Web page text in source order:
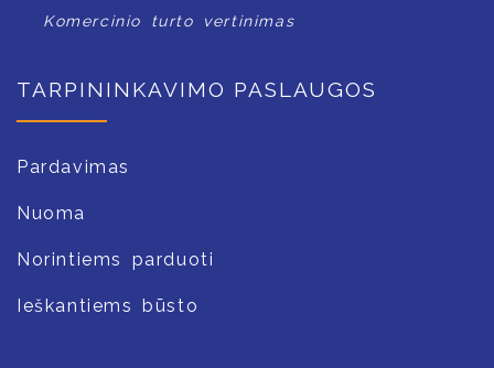
Komercinio turto vertinimas
TARPININKAVIMO PASLAUGOS
Pardavimas
Nuoma
Norintiems parduoti
Ieškantiems būsto